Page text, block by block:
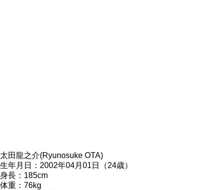
太田龍之介(Ryunosuke OTA)
生年月日：2002年04月01日（24歳）
身長：185cm
体重：76kg